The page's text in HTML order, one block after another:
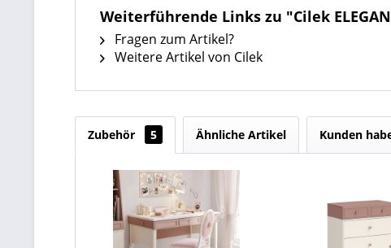
Weiterführende Links zu "Cilek
Fragen zum Artikel?
Weitere Artikel von Cilek
Zubehör 5 Ähnliche Artikel Kunden